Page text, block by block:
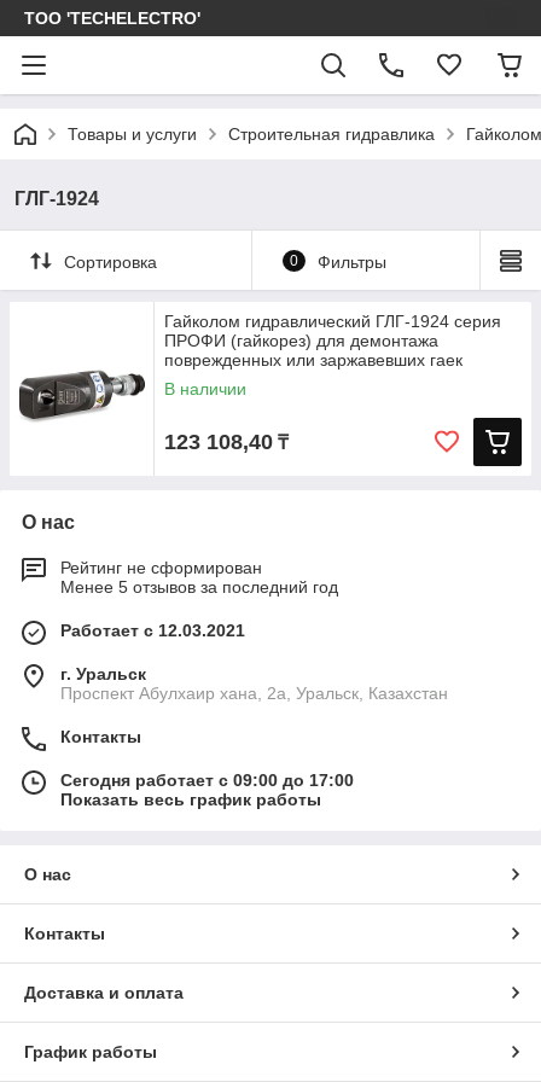
ТОО 'TECHELECTRO'
Товары и услуги Строительная гидравлика
ГЛГ-1924
Сортировка 0 Фильтры
Гайколом гидравлический ГЛГ-1924 серия
ПРОФИ (гайкорез) для демонтажа
поврежденных или заржавевших гаек
В наличии
123 108,40 ₸
О нас
Рейтинг не сформирован
Менее 5 отзывов за последний год
Работает с 12.03.2021
г. Уральск
Проспект Абулхаир хана, 2а, Уральск, Казахстан
Контакты
Сегодня работает с 09:00 до 17:00
Показать весь график работы
О нас
Контакты
Доставка и оплата
График работы